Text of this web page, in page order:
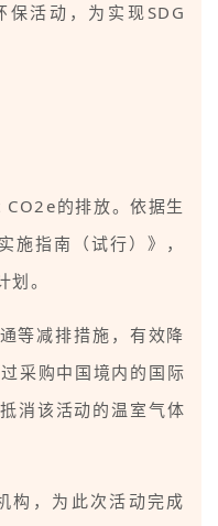
活动，为实现SDG
的排放。依据生
施指南（试行）》，
。
等减排措施，有效降
采购中国境内的国际
消该活动的温室气体
构，为此次活动完成